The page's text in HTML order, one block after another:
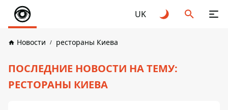
UK
Новости рестораны Киева
ПОСЛЕДНИЕ НОВОСТИ НА ТЕМУ:
РЕСТОРАНЫ КИЕВА